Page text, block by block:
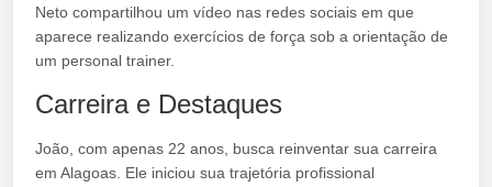
Neto compartilhou um vídeo nas redes sociais em que
aparece realizando exercícios de força sob a orientação de
um personal trainer.
Carreira e Destaques
João, com apenas 22 anos, busca reinventar sua carreira
em Alagoas. Ele iniciou sua trajetória profissional